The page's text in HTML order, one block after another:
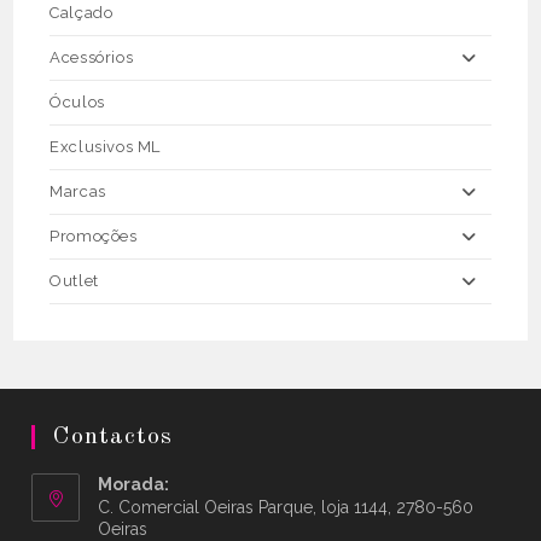
Calçado
Acessórios
Óculos
Exclusivos ML
Marcas
Promoções
Outlet
Contactos
Morada:
C. Comercial Oeiras Parque, loja 1144, 2780-560
Oeiras